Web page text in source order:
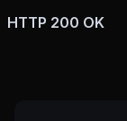
HTTP 200 OK